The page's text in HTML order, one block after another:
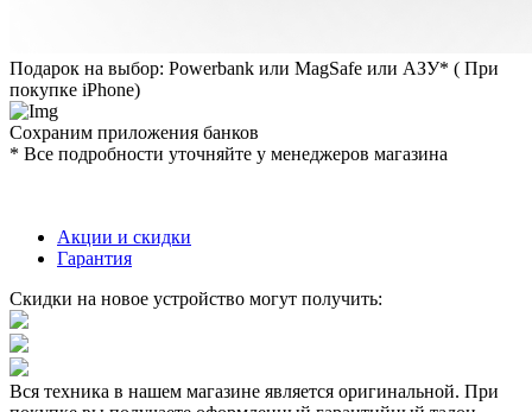
Подарок на выбор: Powerbank или MagSafe или AЗУ* ( При
покупке iPhone)
Сохраним приложения банков
* Все подробности уточняйте у менеджеров магазина
Акции и скидки
Гарантия
Скидки на новое устройство могут получить:
Вся техника в нашем магазине является оригинальной. При